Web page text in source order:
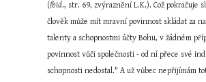
(Ibid., str. 69, zvýraznění L.K.). Což pokračuje
člověk může mít mravní povinnost skládat za
talenty a schopnostmi účty Bohu, v žádném
povinnost vůči společnosti - od ní přece své
schopnosti nedostal." A už vůbec nepřijímám